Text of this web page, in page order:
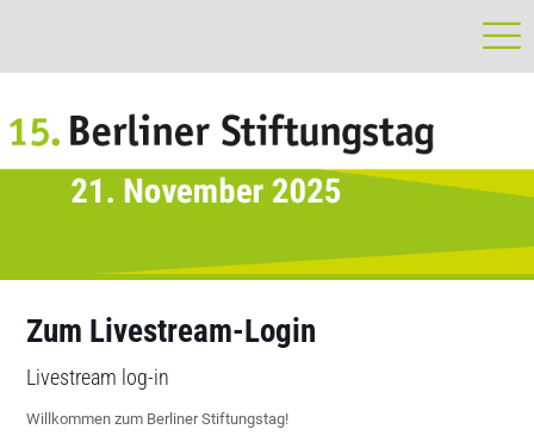
Zum Livestream-Login
Livestream log-in
Willkommen zum Berliner Stiftungstag!